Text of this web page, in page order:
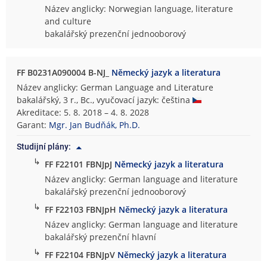
Název anglicky: Norwegian language, literature
and culture
bakalářský prezenční jednooborový
FF B0231A090004 B-NJ_ Německý jazyk a literatura
Název anglicky: German Language and Literature
bakalářský, 3 r., Bc., vyučovací jazyk: čeština
Akreditace: 5. 8. 2018 – 4. 8. 2028
Garant: Mgr. Jan Budňák, Ph.D.
Studijní plány:
↳ FF F22101 FBNJpJ Německý jazyk a literatura
Název anglicky: German language and literature
bakalářský prezenční jednooborový
↳ FF F22103 FBNJpH Německý jazyk a literatura
Název anglicky: German language and literature
bakalářský prezenční hlavní
↳ FF F22104 FBNJpV Německý jazyk a literatura